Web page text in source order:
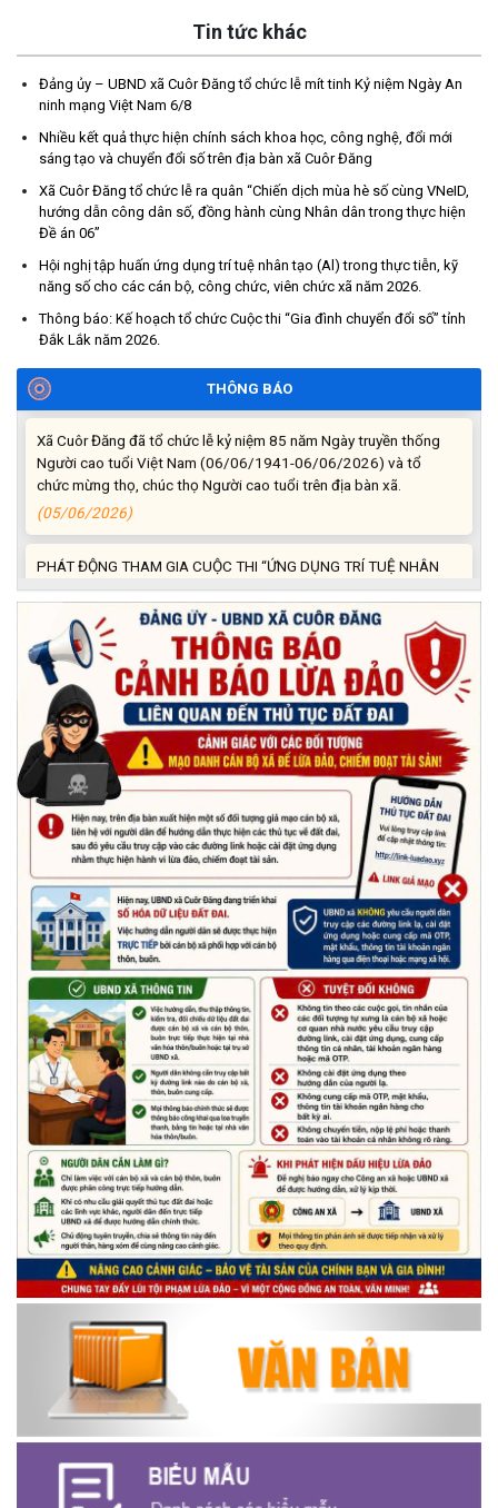
Tin tức khác
Đảng ủy – UBND xã Cuôr Đăng tổ chức lễ mít tinh Kỷ niệm Ngày An
ninh mạng Việt Nam 6/8
Nhiều kết quả thực hiện chính sách khoa học, công nghệ, đổi mới
sáng tạo và chuyển đổi số trên địa bàn xã Cuôr Đăng
Xã Cuôr Đăng tổ chức lễ ra quân “Chiến dịch mùa hè số cùng VNeID,
hướng dẫn công dân số, đồng hành cùng Nhân dân trong thực hiện
Đề án 06”
Hội nghị tập huấn ứng dụng trí tuệ nhân tạo (Al) trong thực tiễn, kỹ
năng số cho các cán bộ, công chức, viên chức xã năm 2026.
Thông báo: Kế hoạch tổ chức Cuộc thi “Gia đình chuyển đổi số” tỉnh
Đắk Lắk năm 2026.
THÔNG BÁO
các văn bản quy định chi tiết, hướng dẫn thi hành
(04/08/2026)
Thông báo cảnh báo lừa đảo liên quan đến thủ tục đất đai
(24/07/2026)
Triển khai xây dựng mô hình “Trồng tái canh Cà phê Vối” năm
2026 tại các hộ nông dân trên địa bàn xã
(06/07/2026)
Hội nghị công bố Nghị quyết, các quyết định về thành lập thôn,
buôn, thành lập tổ chức Đảng, chỉ định cấp ủy, trưởng các thôn,
buôn, trưởng Ban công tác Mặt trận các thôn, buôn
(03/07/2026)
Xã Cuôr Đăng đã tổ chức lễ kỷ niệm 85 năm Ngày truyền thống
Người cao tuổi Việt Nam (06/06/1941-06/06/2026) và tổ
chức mừng thọ, chúc thọ Người cao tuổi trên địa bàn xã.
(05/06/2026)
PHÁT ĐỘNG THAM GIA CUỘC THI “ỨNG DỤNG TRÍ TUỆ NHÂN
TẠO VÀO CUỘC SỐNG – AI FOR LIFE 2026” TRÊN ĐỊA BÀN
TỈNH ĐẮK LẮK
(29/05/2026)
Nhiệt liệt chào mừng Ngày Khoa học, Công nghệ và Đổi mới
sáng tạo Việt Nam 18/5"
(15/05/2026)
Chương trình đối thoại giữa lãnh đạo UBND xã với thanh niên,
thiếu nhi trên địa bàn xã năm 2026
(14/05/2026)
Chương trình kỷ niệm 85 năm ngày thành lập Đội TNTP Hồ Chí
Minh (15/05/1941 – 15/05/2026) và kỷ niệm 136 năm ngày
sinh Chủ tịch Hồ Chí Minh (19/05/1890 – 19/05/2026).
(14/05/2026)
Thông báo tiếp nhận phản ánh, kiến nghị về quy định thủ tục
hành chính
(07/08/2026)
Thông báo về thực hiện Luật tương trợ tư pháp về dân sự và
các văn bản quy định chi tiết, hướng dẫn thi hành
(04/08/2026)
Thông báo cảnh báo lừa đảo liên quan đến thủ tục đất đai
(24/07/2026)
Triển khai xây dựng mô hình “Trồng tái canh Cà phê Vối” năm
2026 tại các hộ nông dân trên địa bàn xã
(06/07/2026)
Hội nghị công bố Nghị quyết, các quyết định về thành lập thôn,
buôn, thành lập tổ chức Đảng, chỉ định cấp ủy, trưởng các thôn,
buôn, trưởng Ban công tác Mặt trận các thôn, buôn
(03/07/2026)